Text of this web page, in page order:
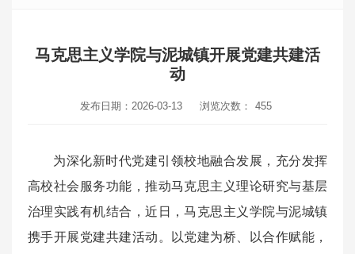
马克思主义学院与泥城镇开展党建共建活
动
发布日期：2026-03-13 浏览次数： 455
为深化新时代党建引领校地融合发展，充分发挥
高校社会服务功能，推动马克思主义理论研究与基层
治理实践有机结合，近日，马克思主义学院与泥城镇
携手开展党建共建活动。以党建为桥、以合作赋能，